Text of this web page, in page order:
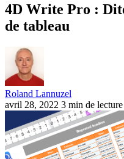
4D Write Pro :
de tableau
Roland Lannuzel
avril 28, 2022 3 min de lecture